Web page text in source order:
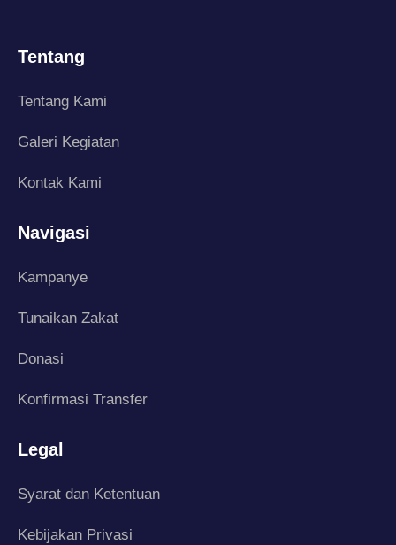
Tentang
Tentang Kami
Galeri Kegiatan
Kontak Kami
Navigasi
Kampanye
Tunaikan Zakat
Donasi
Konfirmasi Transfer
Legal
Syarat dan Ketentuan
Kebijakan Privasi